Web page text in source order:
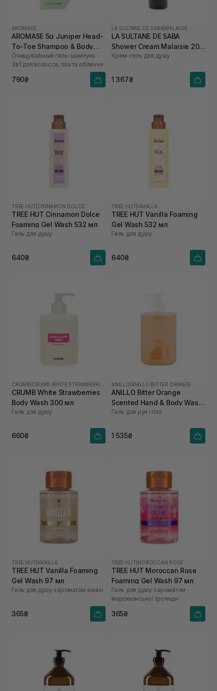
AROMASE
AROMASE 5α Juniper Head-
To-Toe Shampoo & Body
Wash 260 мл
Очищувальний гель-шампунь
3в1 для волосся, тіла та обличчя
790₴
LA SULTANE DE SABA MALAISIE
LA SULTANE DE SABA
Shower Cream Malaisie 200
мл
Крем-гель для душу
1 367₴
TREE HUT CINNAMON DOLCE
TREE HUT Cinnamon Dolce
Foaming Gel Wash 532 мл
Гель для душу
640₴
TREE HUT |VANILLA
TREE HUT Vanilla Foaming
Gel Wash 532 мл
Гель для душу
640₴
CRUMB
CRUMB White Strawberries
Body Wash 300 мл
Гель для душу
660₴
ANILLO ANILLO BITTER ORANGE
ANILLO Bitter Orange
Scented Hand & Body Wash
450 мл
Гель для рук і тіла
1 535₴
TREE HUT |VANILLA
TREE HUT Vanilla Foaming
Gel Wash 97 мл
Гель для душу з ароматом ванілі
365₴
TREE HUT MOROCCAN ROSE
TREE HUT Moroccan Rose
Foaming Gel Wash 97 мл
Гель для душу з ароматом
марокканської троянди
365₴